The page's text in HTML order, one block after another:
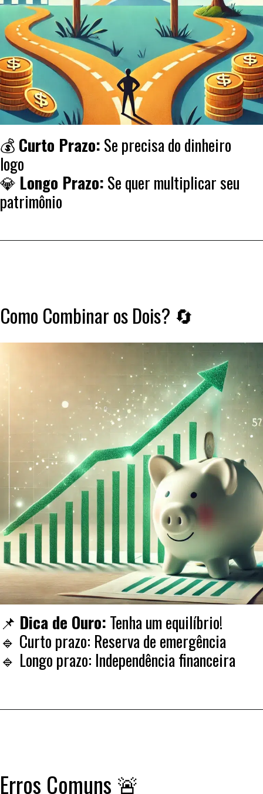
💰 Curto Prazo: Se precisa do dinheiro
logo
💎 Longo Prazo: Se quer multiplicar seu
patrimônio
Como Combinar os Dois? 🔄
📌 Dica de Ouro: Tenha um equilíbrio!
🔹 Curto prazo: Reserva de emergência
🔹 Longo prazo: Independência financeira
Erros Comuns 🚨